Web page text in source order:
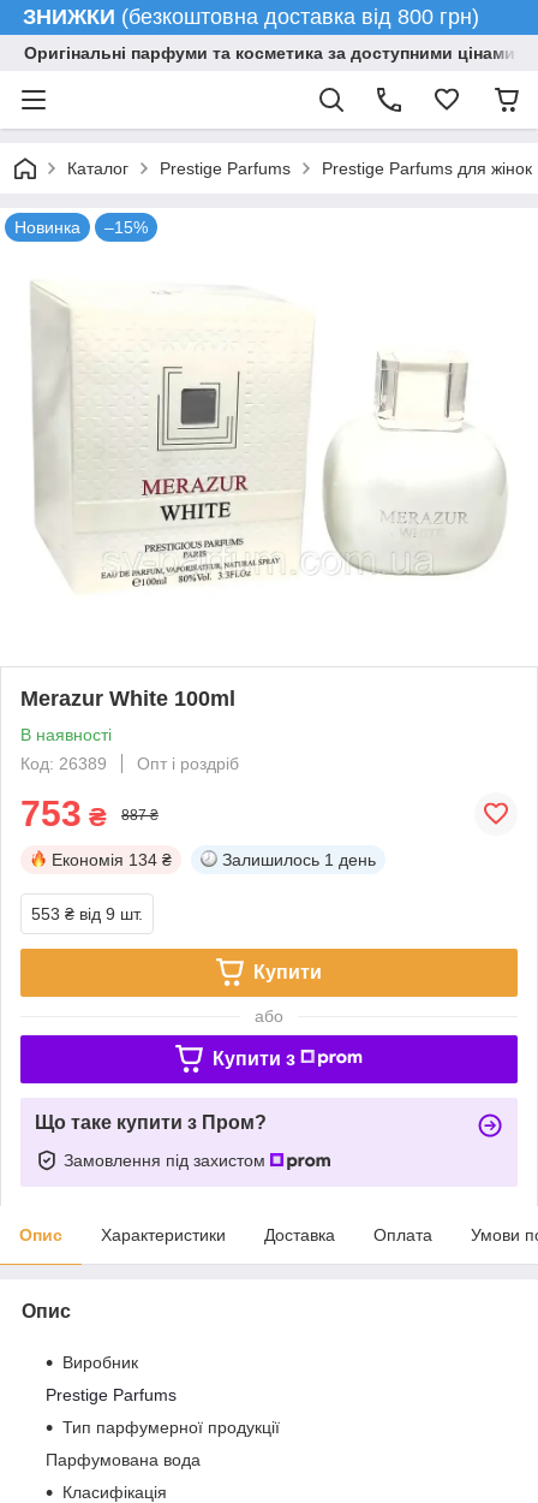
ЗНИЖКИ (безкоштовна доставка від 800 грн)
Оригінальні парфуми та косметика за доступними цінами
Каталог Prestige Parfums Prestige Parfums для жінок
Новинка –15%
Merazur White 100ml
В наявності
Код: 26389
Опт і роздріб
753 ₴ 887 ₴
Економія 134 ₴ Залишилось 1 день
553 ₴ від 9 шт.
Купити
або
Купити з
Що таке купити з Пром?
Замовлення під захистом
Опис Характеристики Доставка Оплата Умови
Опис
Виробник
Prestige Parfums
Тип парфумерної продукції
Парфумована вода
Класифікація